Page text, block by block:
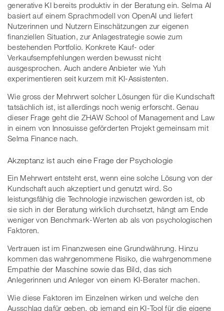
generative KI bereits produktiv in der Beratung ein. Selma AI
basiert auf einem Sprachmodell von OpenAI und liefert
Nutzerinnen und Nutzern Einschätzungen zur eigenen
finanziellen Situation, zur Anlagestrategie sowie zum
bestehenden Portfolio. Konkrete Kauf- oder
Verkaufsempfehlungen werden bewusst nicht
ausgesprochen. Auch andere Anbieter wie Yuh
experimentieren seit kurzem mit KI-Assistenten.
Wie gross der Mehrwert solcher Lösungen für die Kundschaft
tatsächlich ist, ist allerdings noch wenig erforscht. Genau
dieser Frage geht die ZHAW School of Management and Law
in einem von Innosuisse geförderten Projekt gemeinsam mit
Selma Finance nach.
Akzeptanz ist auch eine Frage der Psychologie
Ein Mehrwert entsteht erst, wenn eine solche Lösung von der
Kundschaft auch akzeptiert und genutzt wird. So
leistungsfähig die Technologie inzwischen geworden ist, ob
sie sich in der Beratung wirklich durchsetzt, hängt am Ende
weniger von Benchmark-Werten ab als von psychologischen
Faktoren.
Vertrauen ist im Finanzwesen eine Grundwährung. Hinzu
kommen das wahrgenommene Risiko, die wahrgenommene
Empathie der Maschine sowie das Bild, das sich
Anlegerinnen und Anleger von einem KI-Berater machen.
Wie diese Faktoren im Einzelnen wirken und welche den
Ausschlag dafür geben, ob jemand ein KI-Tool für die eigene